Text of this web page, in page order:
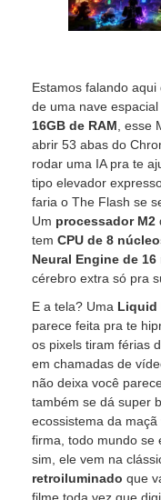
Estamos falando
de uma nave
16GB de RAM ,
abrir 53 abas do
rodar uma IA pra te
tipo elevador
faria o The Flash se
Um processador M2
tem CPU de 8
Neural Engine de
cérebro extra só pra
E a tela? Uma Liquid
parece feita pra te
os pixels tiram férias
em chamadas de
não deixa você
também se dá super
ecossistema da
firma, todo mundo se
sim, ele vem na
retroiluminado que
filme toda vez que